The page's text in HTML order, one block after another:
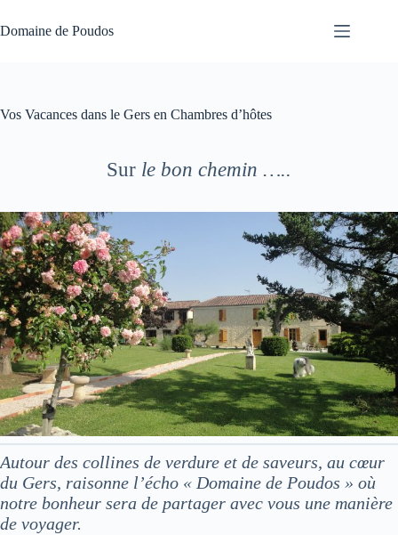
au
contenu
Domaine de Poudos
Vos Vacances dans le Gers en Chambres d’hôtes
Sur le bon chemin …..
Autour des collines de verdure et de saveurs, au cœur
du Gers, raisonne l’écho « Domaine de Poudos » où
notre bonheur sera de partager avec vous une manière
de voyager.